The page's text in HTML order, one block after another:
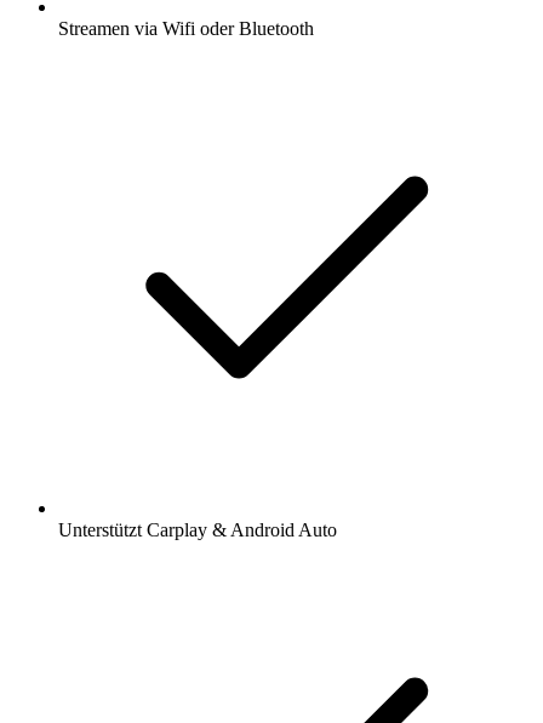
Streamen via Wifi oder Bluetooth
Unterstützt Carplay & Android Auto